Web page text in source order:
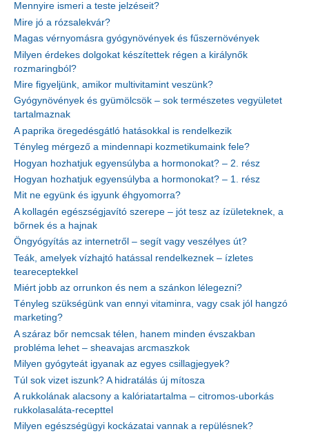
Mennyire ismeri a teste jelzéseit?
Mire jó a rózsalekvár?
Magas vérnyomásra gyógynövények és fűszernövények
Milyen érdekes dolgokat készítettek régen a királynők
rozmaringból?
Mire figyeljünk, amikor multivitamint veszünk?
Gyógynövények és gyümölcsök – sok természetes vegyületet
tartalmaznak
A paprika öregedésgátló hatásokkal is rendelkezik
Tényleg mérgező a mindennapi kozmetikumaink fele?
Hogyan hozhatjuk egyensúlyba a hormonokat? – 2. rész
Hogyan hozhatjuk egyensúlyba a hormonokat? – 1. rész
Mit ne együnk és igyunk éhgyomorra?
A kollagén egészségjavító szerepe – jót tesz az ízületeknek, a
bőrnek és a hajnak
Öngyógyítás az internetről – segít vagy veszélyes út?
Teák, amelyek vízhajtó hatással rendelkeznek – ízletes
teareceptekkel
Miért jobb az orrunkon és nem a szánkon lélegezni?
Tényleg szükségünk van ennyi vitaminra, vagy csak jól hangzó
marketing?
A száraz bőr nemcsak télen, hanem minden évszakban
probléma lehet – sheavajas arcmaszkok
Milyen gyógyteát igyanak az egyes csillagjegyek?
Túl sok vizet iszunk? A hidratálás új mítosza
A rukkolának alacsony a kalóriatartalma – citromos-uborkás
rukkolasaláta-recepttel
Milyen egészségügyi kockázatai vannak a repülésnek?